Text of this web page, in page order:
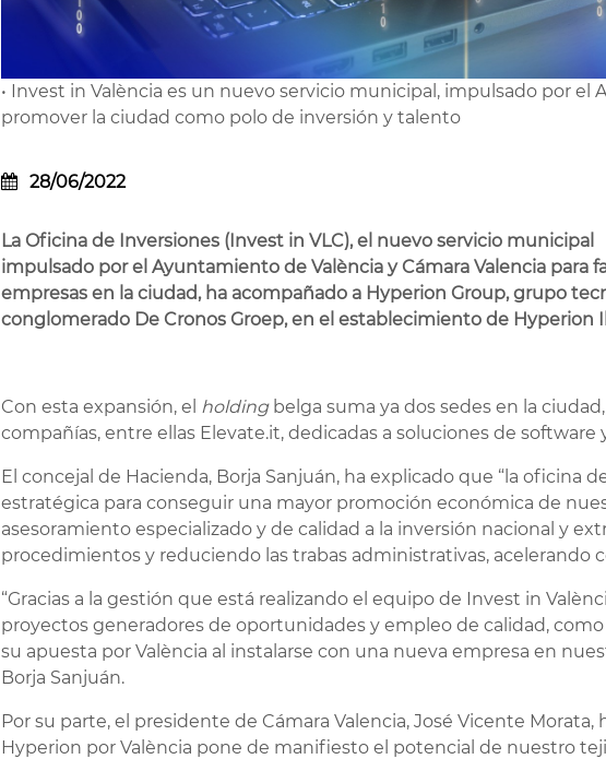
• Invest in València es un nuevo servicio municipal, impulsado por el
promover la ciudad como polo de inversión y talento
28/06/2022
La Oficina de Inversiones (Invest in VLC), el nuevo servicio municipal
impulsado por el Ayuntamiento de València y Cámara Valencia para
empresas en la ciudad, ha acompañado a Hyperion Group, grupo
conglomerado De Cronos Groep, en el establecimiento de Hyperion
Con esta expansión, el holdingbelga suma ya dos sedes en la
compañías, entre ellas Elevate.it, dedicadas a soluciones de
El concejal de Hacienda, Borja Sanjuán, ha explicado que “la oficina
estratégica para conseguir una mayor promoción económica de
asesoramiento especializado y de calidad a la inversión nacional y
procedimientos y reduciendo las trabas administrativas, acelerando
“Gracias a la gestión que está realizando el equipo de Invest in
proyectos generadores de oportunidades y empleo de calidad,
su apuesta por València al instalarse con una nueva empresa en
Borja Sanjuán.
Por su parte, el presidente de Cámara Valencia, José Vicente Morata,
Hyperion por València pone de manifiesto el potencial de nuestro